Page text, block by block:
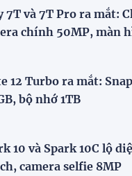
7T và 7T Pro ra mắt:
chính 50MP, màn
12 Turbo ra mắt:
bộ nhớ 1TB
10 và Spark 10C lộ
camera selfie 8MP